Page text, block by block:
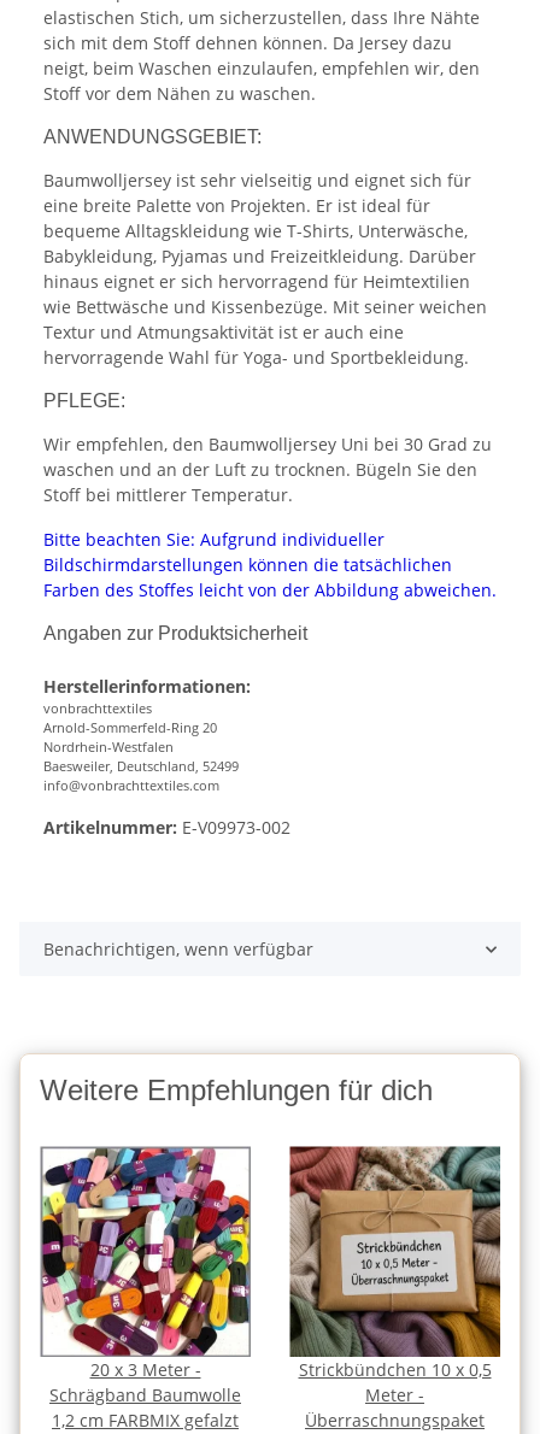
elastischen Stich, um sicherzustellen, dass Ihre Nähte
sich mit dem Stoff dehnen können. Da Jersey dazu
neigt, beim Waschen einzulaufen, empfehlen wir, den
Stoff vor dem Nähen zu waschen.
ANWENDUNGSGEBIET:
Baumwolljersey ist sehr vielseitig und eignet sich für
eine breite Palette von Projekten. Er ist ideal für
bequeme Alltagskleidung wie T-Shirts, Unterwäsche,
Babykleidung, Pyjamas und Freizeitkleidung. Darüber
hinaus eignet er sich hervorragend für Heimtextilien
wie Bettwäsche und Kissenbezüge. Mit seiner weichen
Textur und Atmungsaktivität ist er auch eine
hervorragende Wahl für Yoga- und Sportbekleidung.
PFLEGE:
Wir empfehlen, den Baumwolljersey Uni bei 30 Grad zu
waschen und an der Luft zu trocknen. Bügeln Sie den
Stoff bei mittlerer Temperatur.
Bitte beachten Sie: Aufgrund individueller
Bildschirmdarstellungen können die tatsächlichen
Farben des Stoffes leicht von der Abbildung abweichen.
Angaben zur Produktsicherheit
Herstellerinformationen:
vonbrachttextiles
Arnold-Sommerfeld-Ring 20
Nordrhein-Westfalen
Baesweiler, Deutschland, 52499
info@vonbrachttextiles.com
Artikelnummer: E-V09973-002
Benachrichtigen, wenn verfügbar
Weitere Empfehlungen für dich
20 x 3 Meter -
Schrägband Baumwolle
1,2 cm FARBMIX gefalzt
Strickbündchen 10 x 0,5
Meter -
Überraschnungspaket